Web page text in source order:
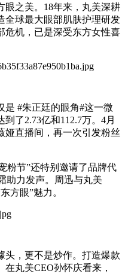
眼之美。18年来，丸美深耕
全球最大眼部肌肤护理研发
危机，已是深受东方女性喜
是 #朱正廷的眼角#这一微
了2.73亿和112.7万。4月
娅直播间，再一次引发粉丝
粉节”还特别邀请了品牌代
力发声。周迅与丸美
方眼”魅力。
头，更不是炒作。打造爆款
丸美CEO孙怀庆看来，